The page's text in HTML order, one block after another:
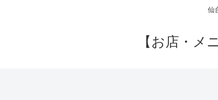
仙
【お店・メ